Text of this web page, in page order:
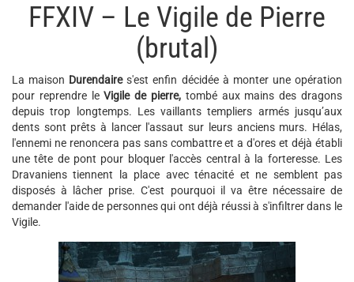
FFXIV – Le Vigile de Pierre
(brutal)
La maison Durendaires'est enfin décidée à monter une opération
pour reprendre leVigile de pierre, tombé aux mains des dragons
depuis trop longtemps. Les vaillants templiers armés jusqu’aux
dents sont prêts à lancer l'assaut sur leurs anciens murs. Hélas,
l'ennemi ne renoncera pas sans combattre et a d'ores et déjà établi
une tête de pont pour bloquer l'accès central à la forteresse. Les
Dravaniens tiennent la place avec ténacité et ne semblent pas
disposés à lâcher prise. C'est pourquoi il va être nécessaire de
demander l'aide de personnes qui ont déjà réussi à s'infiltrer dans le
Vigile.